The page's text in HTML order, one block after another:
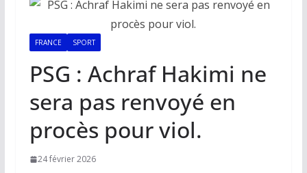
FRANCE SPORT
PSG : Achraf Hakimi ne
sera pas renvoyé en
procès pour viol.
24 février 2026